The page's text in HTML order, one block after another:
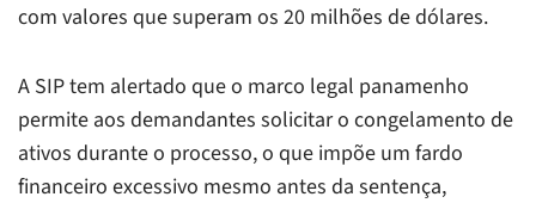
com valores que superam os 20 milhões de dólares.
A SIP tem alertado que o marco legal panamenho
permite aos demandantes solicitar o congelamento de
ativos durante o processo, o que impõe um fardo
financeiro excessivo mesmo antes da sentença,